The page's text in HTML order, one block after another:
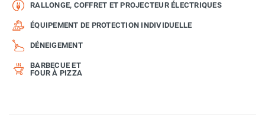
RALLONGE, COFFRET ET PROJECTEUR ÉLECTRIQUES
ÉQUIPEMENT DE PROTECTION INDIVIDUELLE
DÉNEIGEMENT
BARBECUE ET
FOUR À PIZZA